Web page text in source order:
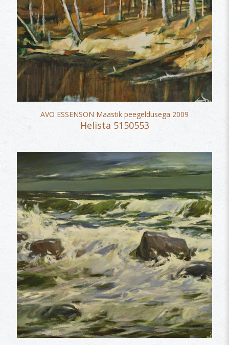
AVO ESSENSON Maastik peegeldusega 2009
Helista 5150553